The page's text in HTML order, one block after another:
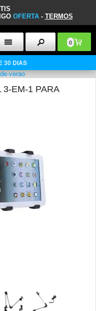
OFERTA- TERMOS
0
30 DIAS
3-EM-1 PARA